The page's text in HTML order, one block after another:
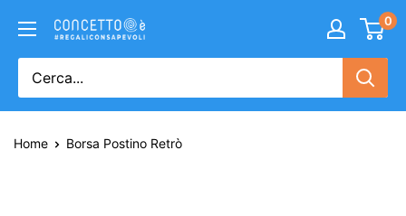
0
Home Borsa Postino Retrò